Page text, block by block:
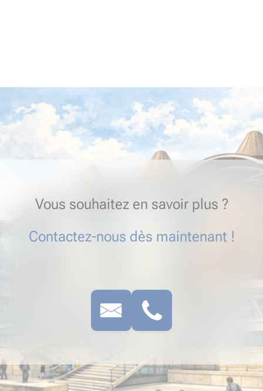
Vous souhaitez en savoir plus ?
Contactez-nous dès maintenant !